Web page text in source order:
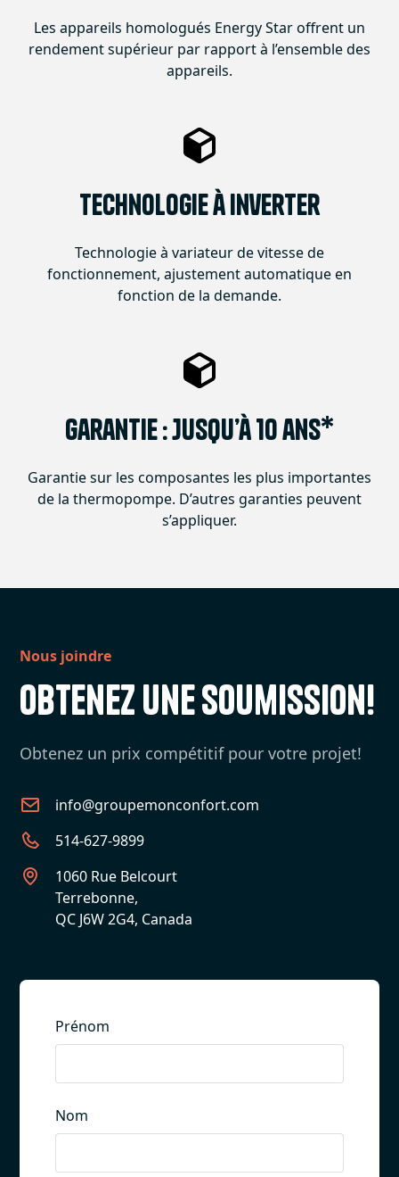
Les appareils homologués Energy Star offrent un
rendement supérieur par rapport à l’ensemble des
appareils.
Technologie à Inverter
Technologie à variateur de vitesse de
fonctionnement, ajustement automatique en
fonction de la demande.
Garantie : Jusqu’à 10 ans*
Garantie sur les composantes les plus importantes
de la thermopompe. D’autres garanties peuvent
s’appliquer.
Nous joindre
Obtenez une soumission!
Obtenez un prix compétitif pour votre projet!
info@groupemonconfort.com
514-627-9899
1060 Rue Belcourt
Terrebonne,
QC J6W 2G4, Canada
Prénom
Nom